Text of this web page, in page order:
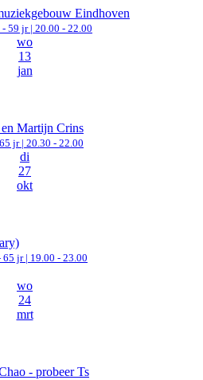
Eindhoven
- 59 jr | 20.00 - 22.00
wo
13
jan
Martijn Crins
jr | 20.30 - 22.00
di
27
okt
65 jr | 19.00 - 23.00
wo
24
mrt
- probeer Ts